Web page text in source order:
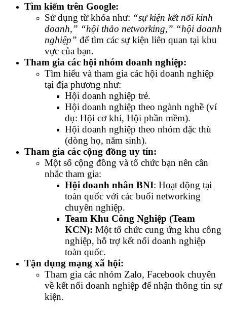
Tìm kiếm trên Google:
Sử dụng từ khóa như: “sự kiện kết nối kinh
doanh,” “hội thảo networking,” “hội doanh
nghiệp” để tìm các sự kiện liên quan tại khu
vực của bạn.
Tham gia các hội nhóm doanh nghiệp:
Tìm hiểu và tham gia các hội doanh nghiệp
tại địa phương như:
Hội doanh nghiệp trẻ.
Hội doanh nghiệp theo ngành nghề (ví
dụ: Hội cơ khí, Hội phần mềm).
Hội doanh nghiệp theo nhóm đặc thù
(dòng họ, năm sinh).
Tham gia các cộng đồng uy tín:
Một số cộng đồng và tổ chức bạn nên cân
nhắc tham gia:
Hội doanh nhân BNI: Hoạt động tại
toàn quốc với các buổi networking
chuyên nghiệp.
Team Khu Công Nghiệp (Team
KCN): Một tổ chức cung ứng khu công
nghiệp, hỗ trợ kết nối doanh nghiệp
toàn quốc.
Tận dụng mạng xã hội:
Tham gia các nhóm Zalo, Facebook chuyên
về kết nối doanh nghiệp để nhận thông tin sự
kiện.